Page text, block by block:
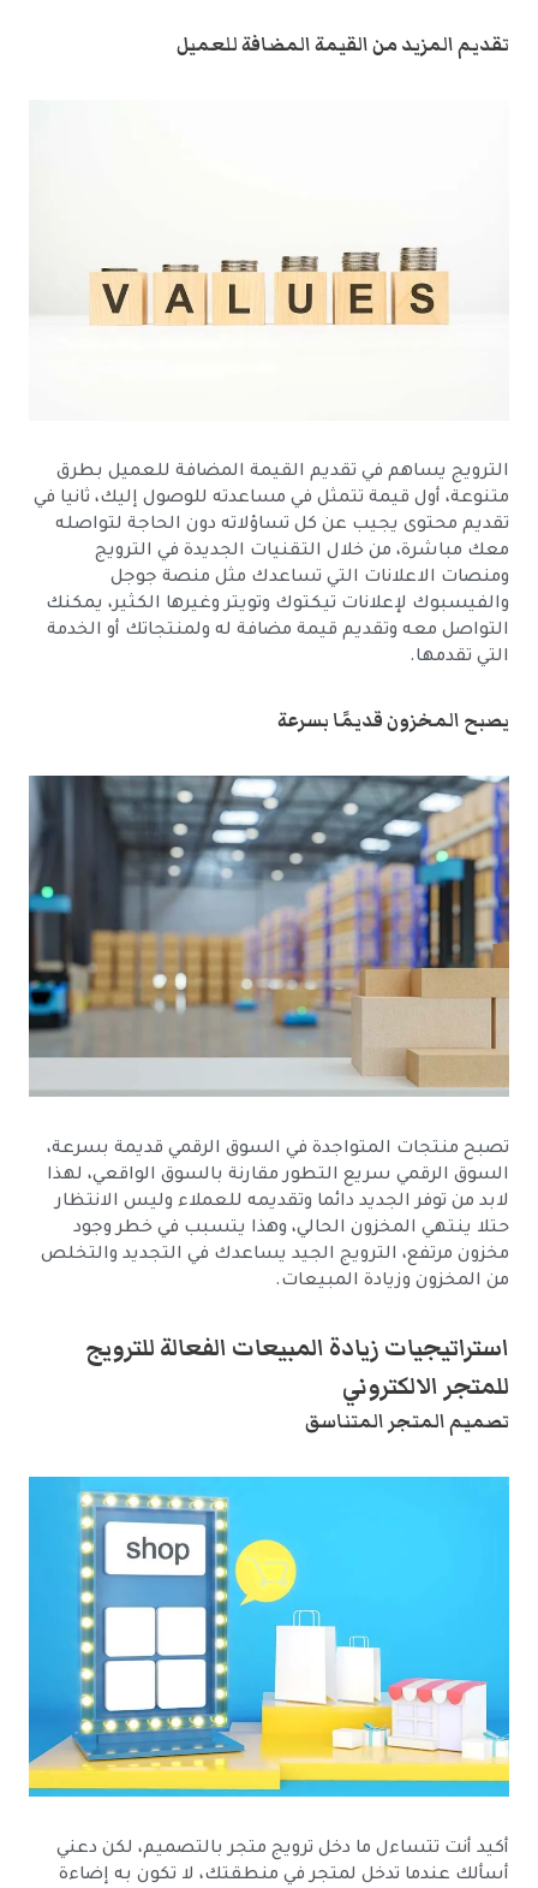
تقديم المزيد من القيمة المضافة للعميل
الترويج يساهم في تقديم القيمة المضافة للعميل بطرق
متنوعة، أول قيمة تتمثل في مساعدته للوصول إليك، ثانيا في
تقديم محتوى يجيب عن كل تساؤلاته دون الحاجة لتواصله
معك مباشرة، من خلال التقنيات الجديدة في الترويج
ومنصات الاعلانات التي تساعدك مثل منصة جوجل
والفيسبوك لإعلانات تيكتوك وتويتر وغيرها الكثير، يمكنك
التواصل معه وتقديم قيمة مضافة له ولمنتجاتك أو الخدمة
التي تقدمها.
يصبح المخزون قديمًا بسرعة
تصبح منتجات المتواجدة في السوق الرقمي قديمة بسرعة،
السوق الرقمي سريع التطور مقارنة بالسوق الواقعي، لهذا
لابد من توفر الجديد دائما وتقديمه للعملاء وليس الانتظار
حتلا ينتهي المخزون الحالي، وهذا يتسبب في خطر وجود
مخزون مرتفع، الترويج الجيد يساعدك في التجديد والتخلص
من المخزون وزيادة المبيعات.
استراتيجيات زيادة المبيعات الفعالة للترويج
للمتجر الالكتروني
تصميم المتجر المتناسق
أكيد أنت تتساءل ما دخل ترويج متجر بالتصميم، لكن دعني
أسألك عندما تدخل لمتجر في منطقتك، لا تكون به إضاءة